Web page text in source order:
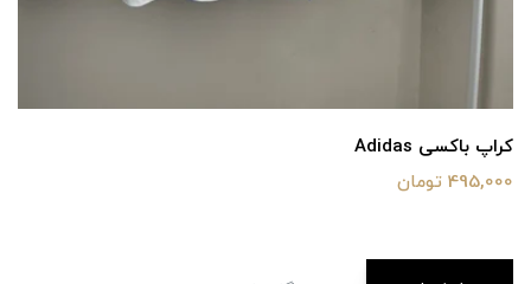
کراپ باکسی Adidas
495,000 تومان